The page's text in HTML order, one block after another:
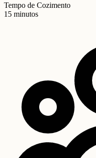
Tempo de Cozimento
15 minutos